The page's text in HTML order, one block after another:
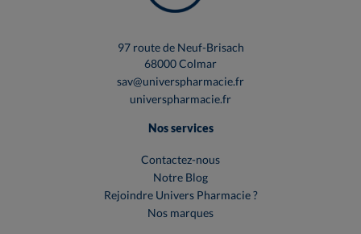
97 route de Neuf-Brisach
68000 Colmar
sav@universpharmacie.fr
universpharmacie.fr
Nos services
Contactez-nous
Notre Blog
Rejoindre Univers Pharmacie ?
Nos marques